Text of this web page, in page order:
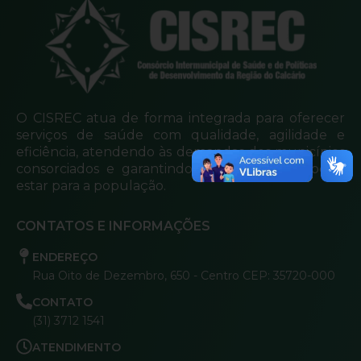
O CISREC atua de forma integrada para oferecer
serviços de saúde com qualidade, agilidade e
eficiência, atendendo às demandas dos municípios
consorciados e garantindo mais cuidado e bem-
estar para a população.
CONTATOS E INFORMAÇÕES
ENDEREÇO
Rua Oito de Dezembro, 650 - Centro CEP: 35720-000
CONTATO
(31) 3712 1541
ATENDIMENTO